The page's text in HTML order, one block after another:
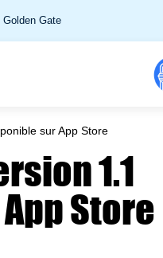
Golden Gate
sur App Store
1.1
Store